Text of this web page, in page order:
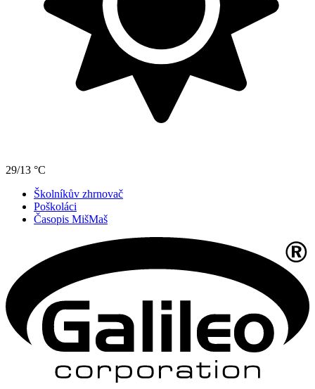
29/13 °C
Školníkův zhrnovač
Poškoláci
Časopis MišMaš